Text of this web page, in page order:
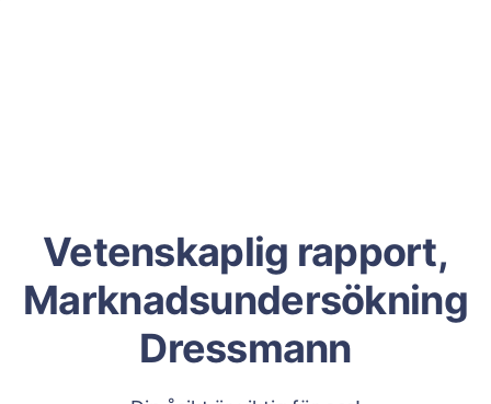
Vetenskaplig rapport,
Marknadsundersökning
Dressmann